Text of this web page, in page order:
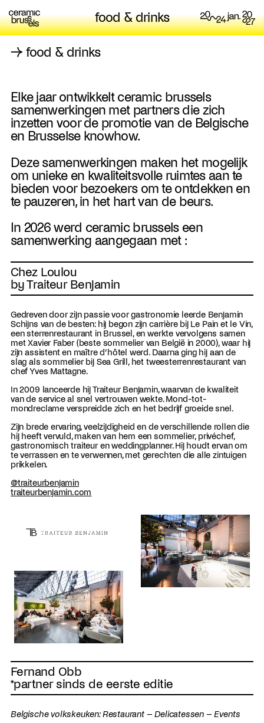
food & drinks
→ food & drinks
Elke jaar ontwikkelt ceramic brussels
samenwerkingen met partners die zich
inzetten voor de promotie van de Belgische
en Brusselse knowhow.
Deze samenwerkingen maken het mogelijk
om unieke en kwaliteitsvolle ruimtes aan te
bieden voor bezoekers om te ontdekken en
te pauzeren, in het hart van de beurs.
In 2026 werd ceramic brussels een
samenwerking aangegaan met :
Chez Loulou
by Traiteur Benjamin
Gedreven door zijn passie voor gastronomie leerde Benjamin
Schijns van de besten: hij begon zijn carrière bij Le Pain et le Vin,
een sterrenrestaurant in Brussel, en werkte vervolgens samen
met Xavier Faber (beste sommelier van België in 2000), waar hij
zijn assistent en maître d’hôtel werd. Daarna ging hij aan de
slag als sommelier bij Sea Grill, het tweesterrenrestaurant van
chef Yves Mattagne.
In 2009 lanceerde hij Traiteur Benjamin, waarvan de kwaliteit
van de service al snel vertrouwen wekte. Mond-tot-
mondreclame verspreidde zich en het bedrijf groeide snel.
Zijn brede ervaring, veelzijdigheid en de verschillende rollen die
hij heeft vervuld, maken van hem een sommelier, privéchef,
gastronomisch traiteur en weddingplanner. Hij houdt ervan om
te verrassen en te verwennen, met gerechten die alle zintuigen
prikkelen.
@traiteurbenjamin
traiteurbenjamin.com
Fernand Obb
*partner sinds de eerste editie
Belgische volkskeuken: Restaurant – Delicatessen – Events